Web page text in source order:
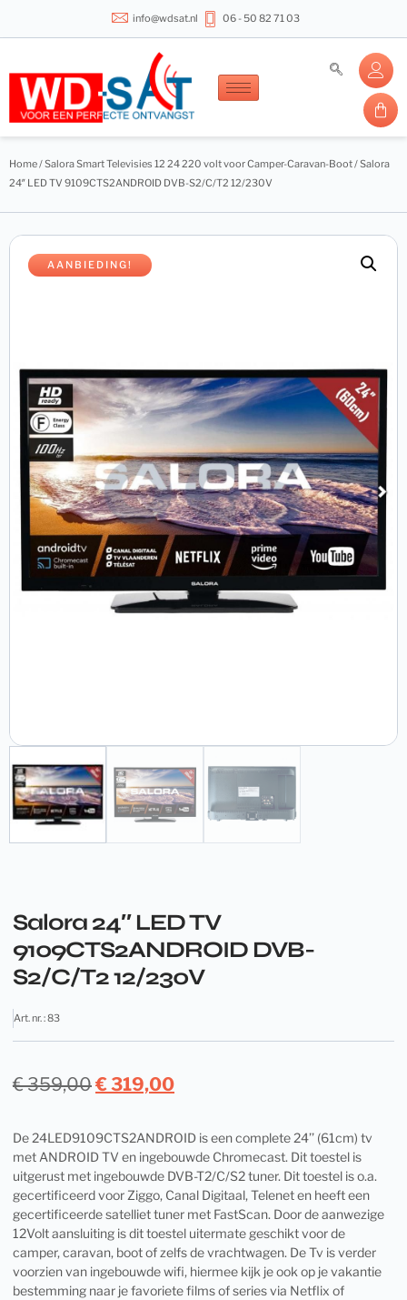
info@wdsat.nl 06 - 50 82 71 03
Home/Salora Smart Televisies 12 24 220 volt voor Camper-Caravan-Boot/ Salora
24″ LED TV 9109CTS2ANDROID DVB-S2/C/T2 12/230V
AANBIEDING!
Salora 24″ LED TV
9109CTS2ANDROID DVB-
S2/C/T2 12/230V
Art. nr. : 83
€359,00€319,00
De 24LED9109CTS2ANDROID is een complete 24’’ (61cm) tv
met ANDROID TV en ingebouwde Chromecast. Dit toestel is
uitgerust met ingebouwde DVB-T2/C/S2 tuner. Dit toestel is o.a.
gecertificeerd voor Ziggo, Canal Digitaal, Telenet en heeft een
gecertificeerde satelliet tuner met FastScan. Door de aanwezige
12Volt aansluiting is dit toestel uitermate geschikt voor de
camper, caravan, boot of zelfs de vrachtwagen. De Tv is verder
voorzien van ingebouwde wifi, hiermee kijk je ook op je vakantie
bestemming naar je favoriete films of series via Netflix of